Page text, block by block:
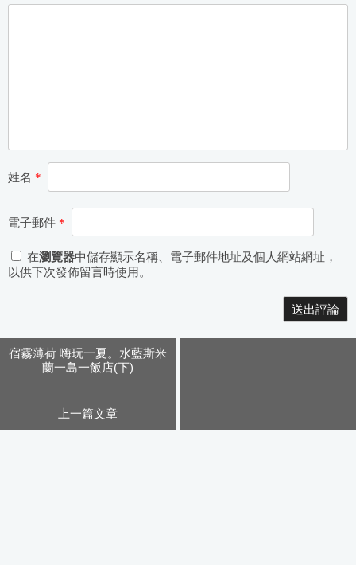
姓名 *
電子郵件 *
在瀏覽器中儲存顯示名稱、電子郵件地址及個人網站網址，
以供下次發佈留言時使用。
宿霧薄荷 嗨玩一夏。水藍斯米
蘭一島一飯店(下)
上一篇文章